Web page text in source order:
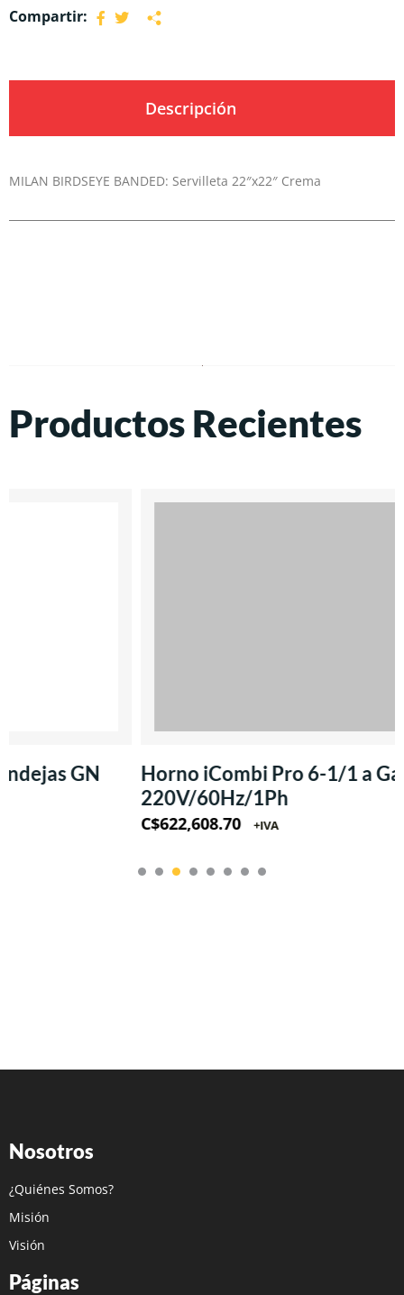
Compartir:
Descripción
MILAN BIRDSEYE BANDED: Servilleta 22″x22″ Crema
Productos Recientes
Horno iCombi Pro 6-1/1 a Gas LP 3B/P
220V/60Hz/1Ph
+IVA
Nosotros
¿Quiénes Somos?
Misión
Visión
Páginas